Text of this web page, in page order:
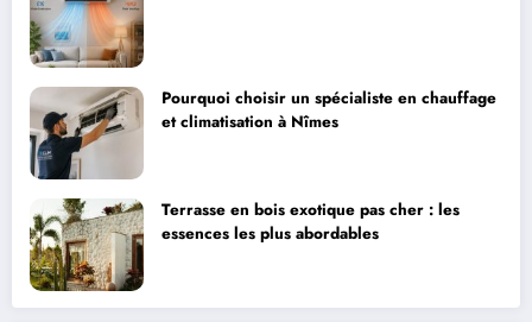
Pourquoi choisir un spécialiste en chauffage
et climatisation à Nîmes
Terrasse en bois exotique pas cher : les
essences les plus abordables